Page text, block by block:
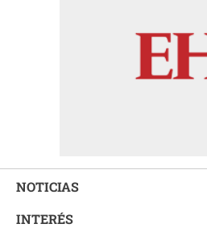
NOTICIAS
INTERÉS